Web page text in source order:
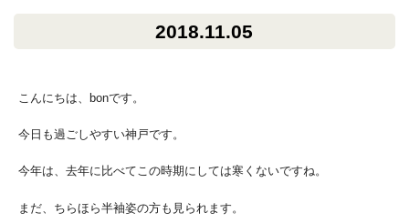
2018.11.05
こんにちは、bonです。
今日も過ごしやすい神戸です。
今年は、去年に比べてこの時期にしては寒くないですね。
まだ、ちらほら半袖姿の方も見られます。